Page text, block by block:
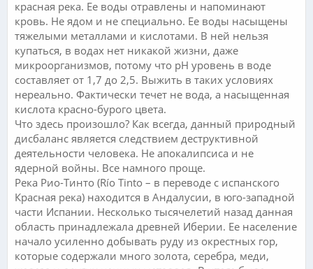
красная река. Ее воды отравлены и напоминают
кровь. Не ядом и не специально. Ее воды насыщены
тяжелыми металлами и кислотами. В ней нельзя
купаться, в водах нет никакой жизни, даже
микроорганизмов, потому что pH уровень в воде
составляет от 1,7 до 2,5. Выжить в таких условиях
нереально. Фактически течет не вода, а насыщенная
кислота красно-бурого цвета.
Что здесь произошло? Как всегда, данный природный
дисбаланс является следствием деструктивной
деятельности человека. Не апокалипсиса и не
ядерной войны. Все намного проще.
Река Рио-Тинто (Río Tinto – в переводе с испанского
Красная река) находится в Андалусии, в юго-западной
части Испании. Несколько тысячелетий назад данная
область принадлежала древней Иберии. Ее население
начало усиленно добывать руду из окрестных гор,
которые содержали много золота, серебра, меди,